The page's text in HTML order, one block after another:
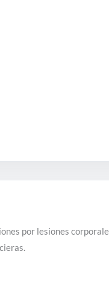
por lesiones